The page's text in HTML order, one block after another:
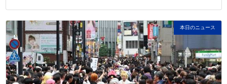
本日のニュース